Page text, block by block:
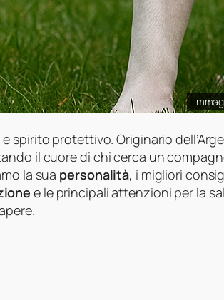
spirito protettivo. Originario
il cuore di chi cerca un
la sua personalità, i migliori
e le principali attenzioni per la